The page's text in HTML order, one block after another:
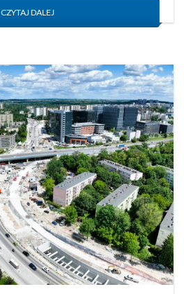
CZYTAJ DALEJ